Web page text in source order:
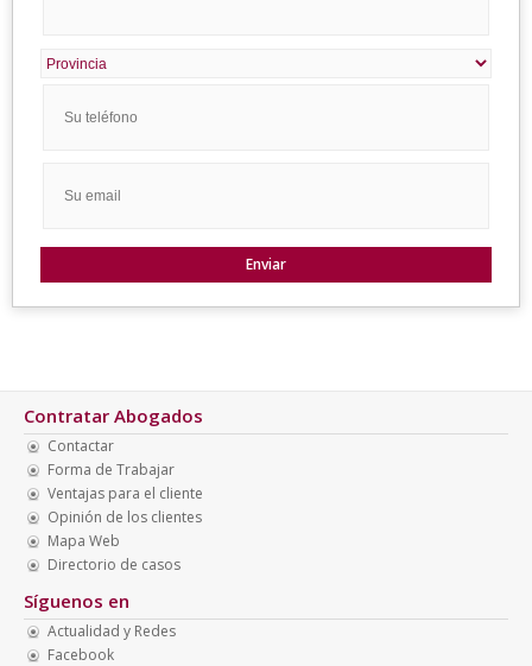
Contratar Abogados
Contactar
Forma de Trabajar
Ventajas para el cliente
Opinión de los clientes
Mapa Web
Directorio de casos
Síguenos en
Actualidad y Redes
Facebook